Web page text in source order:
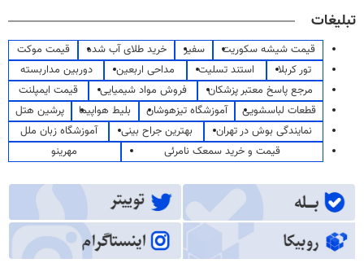
تبلیغات
قیمت شیشه سکوریت سفیر خرید طلای آب شده
قیمت موکت
تور کربلا
استند تسلیت مداحی اربعین
دوربین مداربسته
مرجع پاسخ معتبر پزشکان
فروش مواد شیمیایی
قیمت ایمپلنت
قطعات لباسشویی
آموزشگاه تیزهوشان بلیط هواپیما
پرشین هتل
نمایندگی بوش در تهران
بهترین جراح بینی
آموزشگاه زبان ملل
قیمت و خرید سمعک نامرئی
مهرینو